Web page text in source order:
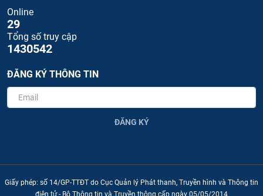
Online
29
Tổng số truy cập
1430542
ĐĂNG KÝ THÔNG TIN
ĐĂNG KÝ
Giấy phép: số 14/GP-TTĐT do Cục Quản lý Phát thanh, Truyền hình và Thông tin
điện tử - Bộ Thông tin và Truyền thông cấp ngày 05/05/2014